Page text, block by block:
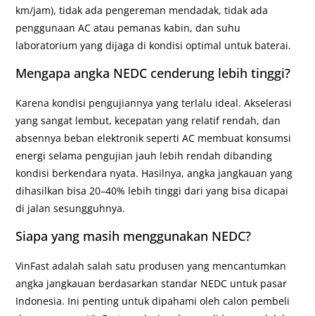
km/jam), tidak ada pengereman mendadak, tidak ada
penggunaan AC atau pemanas kabin, dan suhu
laboratorium yang dijaga di kondisi optimal untuk baterai.
Mengapa angka NEDC cenderung lebih tinggi?
Karena kondisi pengujiannya yang terlalu ideal. Akselerasi
yang sangat lembut, kecepatan yang relatif rendah, dan
absennya beban elektronik seperti AC membuat konsumsi
energi selama pengujian jauh lebih rendah dibanding
kondisi berkendara nyata. Hasilnya, angka jangkauan yang
dihasilkan bisa 20–40% lebih tinggi dari yang bisa dicapai
di jalan sesungguhnya.
Siapa yang masih menggunakan NEDC?
VinFast adalah salah satu produsen yang mencantumkan
angka jangkauan berdasarkan standar NEDC untuk pasar
Indonesia. Ini penting untuk dipahami oleh calon pembeli